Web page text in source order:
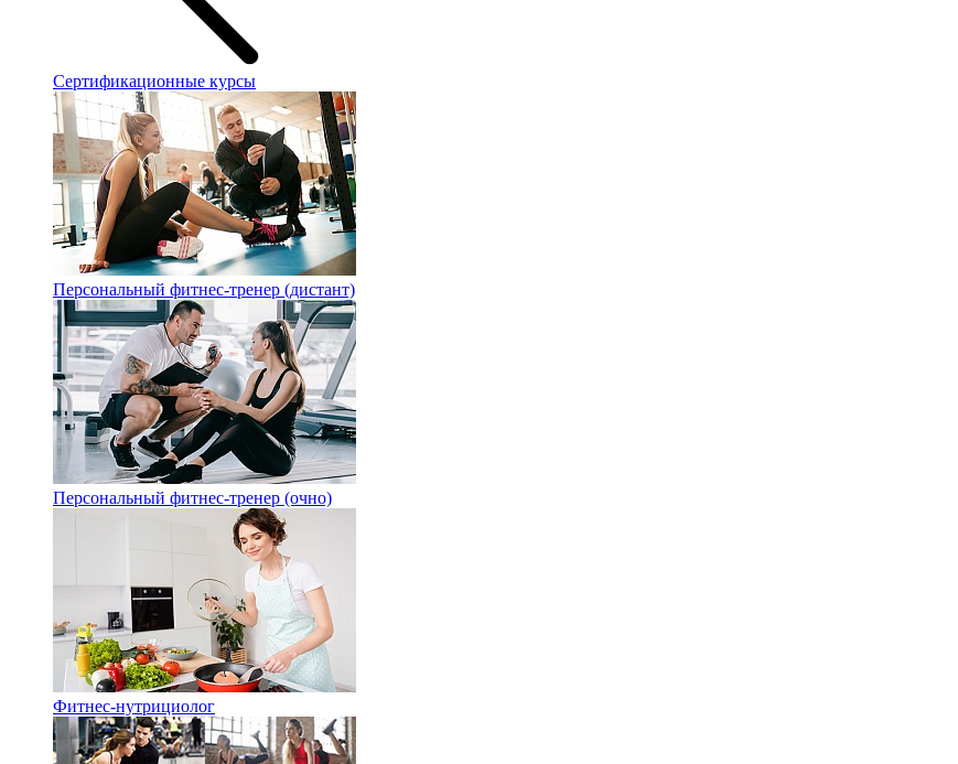
Сертификационные курсы
Персональный фитнес-тренер (дистант)
Персональный фитнес-тренер (очно)
Фитнес-нутрициолог